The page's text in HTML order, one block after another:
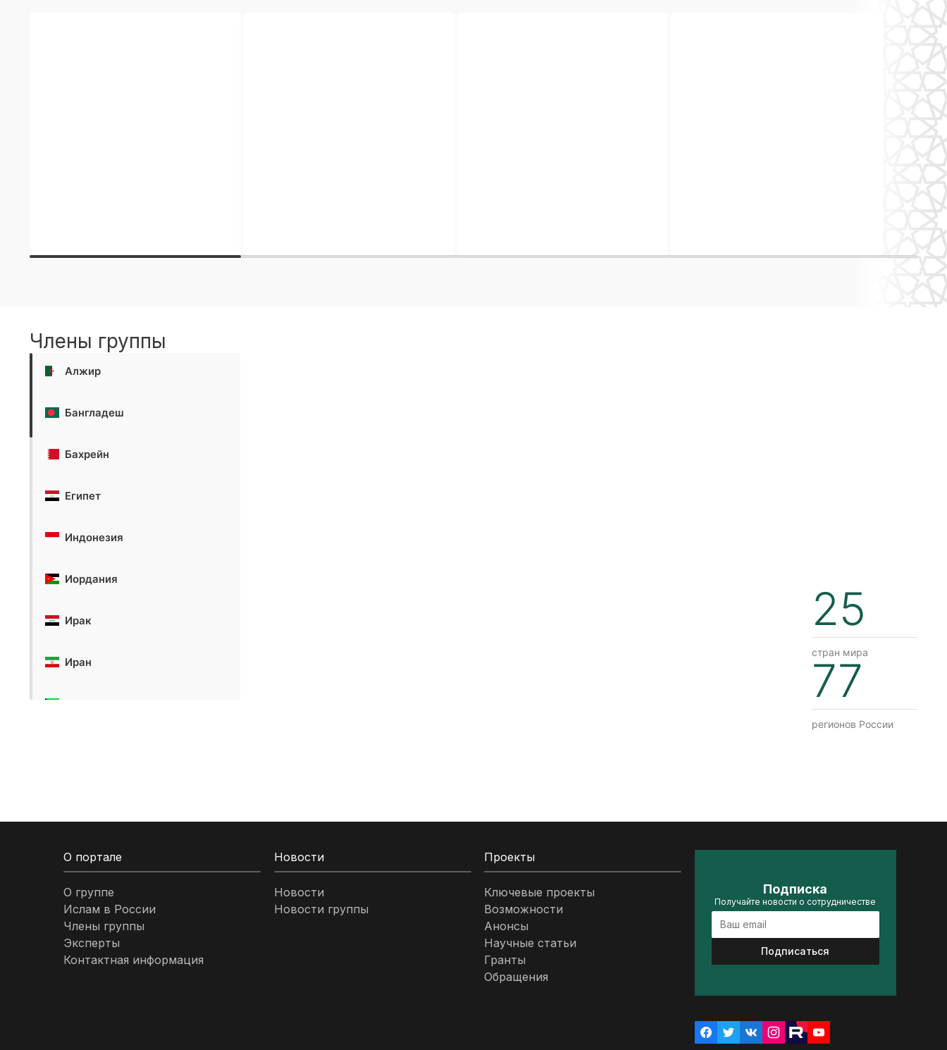
Члены группы
Алжир
Бангладеш
Бахрейн
Египет
Индонезия
Иордания
Ирак
Иран
Малайзия
Марокко
Нигерия
25
стран мира
77
регионов России
О портале
О группе
Ислам в России
Члены группы
Эксперты
Контактная информация
Новости
Новости
Новости группы
Проекты
Ключевые проекты
Возможности
Анонсы
Научные статьи
Гранты
Обращения
Подписка
Получайте новости о сотрудничестве
Подписаться